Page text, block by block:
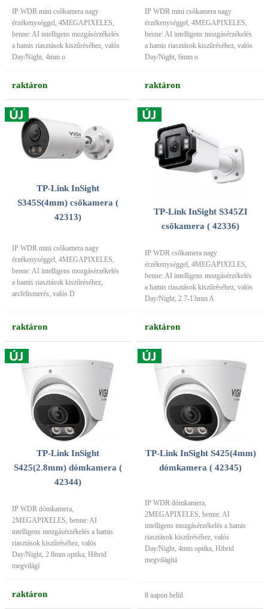
IP WDR mini csőkamera nagy
érzékenységgel, 4MEGAPIXELES,
benne: AI intelligens mozgásérzékelés
a hamis riasztások kiszűréséhez, valós
Day/Night, 4mm o
raktáron
IP WDR mini csőkamera nagy
érzékenységgel, 4MEGAPIXELES,
benne: AI intelligens mozgásérzékelés
a hamis riasztások kiszűréséhez, valós
Day/Night, 6mm o
raktáron
TP-Link InSight
S345S(4mm) csőkamera (
42313)
IP WDR mini csőkamera nagy
érzékenységgel, 4MEGAPIXELES,
benne: AI intelligens mozgásérzékelés
a hamis riasztások kiszűréséhez,
arcfelismerés, valós D
raktáron
TP-Link InSight S345ZI
csőkamera ( 42336)
IP WDR csőkamera nagy
érzékenységgel, 4MEGAPIXELES,
benne: AI intelligens mozgásérzékelés
a hamis riasztások kiszűréséhez, valós
Day/Night, 2.7-13mm A
raktáron
TP-Link InSight
S425(2.8mm) dómkamera (
42344)
IP WDR dómkamera,
2MEGAPIXELES, benne: AI
intelligens mozgásérzékelés a hamis
riasztások kiszűréséhez, valós
Day/Night, 2.8mm optika, Hibrid
megvilágí
raktáron
TP-Link InSight S425(4mm)
dómkamera ( 42345)
IP WDR dómkamera,
2MEGAPIXELES, benne: AI
intelligens mozgásérzékelés a hamis
riasztások kiszűréséhez, valós
Day/Night, 4mm optika, Hibrid
megvilágítá
8 napon belül